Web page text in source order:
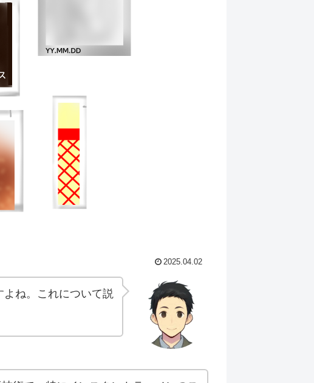
2025.04.02
ね。これについて説